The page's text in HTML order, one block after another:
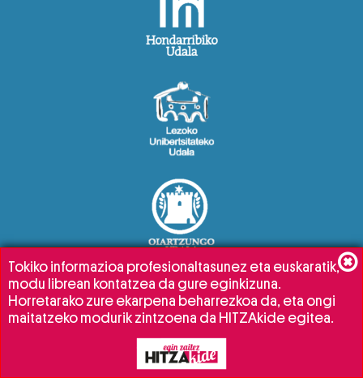
Tokiko informazioa profesionaltasunez eta euskaratik,
modu librean kontatzea da gure eginkizuna.
Horretarako zure ekarpena beharrezkoa da, eta ongi
maitatzeko modurik zintzoena da HITZAkide egitea.